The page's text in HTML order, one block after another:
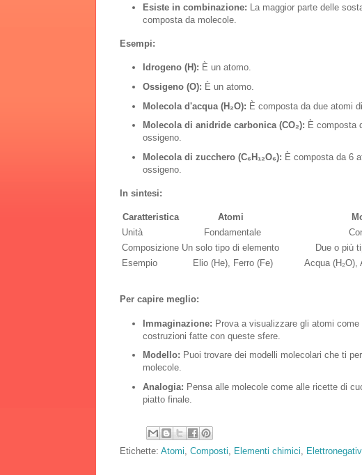
Esiste in combinazione: La maggior parte delle
composta da molecole.
Esempi:
Idrogeno (H): È un atomo.
Ossigeno (O): È un atomo.
Molecola d'acqua (H₂O): È composta da due atomi
Molecola di anidride carbonica (CO₂): È composta
ossigeno.
Molecola di zucchero (C₆H₁₂O₆): È composta da 6
ossigeno.
In sintesi:
Caratteristica Atomi
Unità
Fondamentale
Composizione Un solo tipo di elemento
Due o più
Esempio
Elio (He), Ferro (Fe) Acqua (H₂O),
Per capire meglio:
Immaginazione: Prova a visualizzare gli atomi
costruzioni fatte con queste sfere.
Modello: Puoi trovare dei modelli molecolari che ti
molecole.
Analogia: Pensa alle molecole come alle ricette di
piatto finale.
Etichette: Atomi, Composti, Elementi chimici,